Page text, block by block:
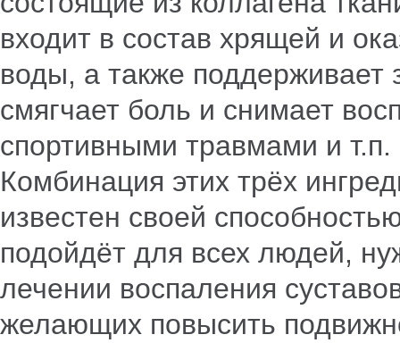
входит в состав хрящей и
воды, а также
смягчает боль и снимает
спортивными травмами и т.п.
Комбинация этих трёх
известен своей
подойдёт для всех людей,
лечении воспаления
желающих повысить